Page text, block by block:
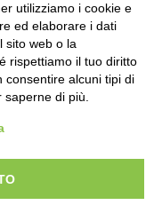
degli autori, degli artisti e
utilizziamo i cookie e
ed elaborare i dati
sito web o la
rispettiamo il tuo diritto
consentire alcuni tipi di
di più.